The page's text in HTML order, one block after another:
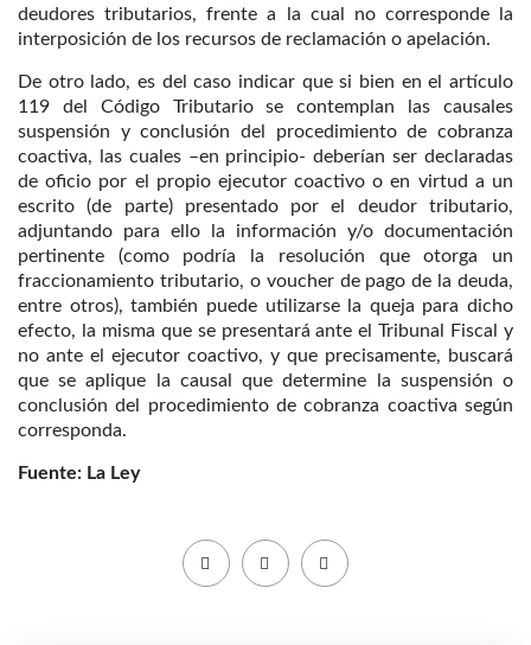
deudores tributarios, frente a la cual no corresponde la
interposición de los recursos de reclamación o apelación.
De otro lado, es del caso indicar que si bien en el artículo
119 del Código Tributario se contemplan las causales
suspensión y conclusión del procedimiento de cobranza
coactiva, las cuales –en principio- deberían ser declaradas
de oficio por el propio ejecutor coactivo o en virtud a un
escrito (de parte) presentado por el deudor tributario,
adjuntando para ello la información y/o documentación
pertinente (como podría la resolución que otorga un
fraccionamiento tributario, o voucher de pago de la deuda,
entre otros), también puede utilizarse la queja para dicho
efecto, la misma que se presentará ante el Tribunal Fiscal y
no ante el ejecutor coactivo, y que precisamente, buscará
que se aplique la causal que determine la suspensión o
conclusión del procedimiento de cobranza coactiva según
corresponda.
Fuente: La Ley